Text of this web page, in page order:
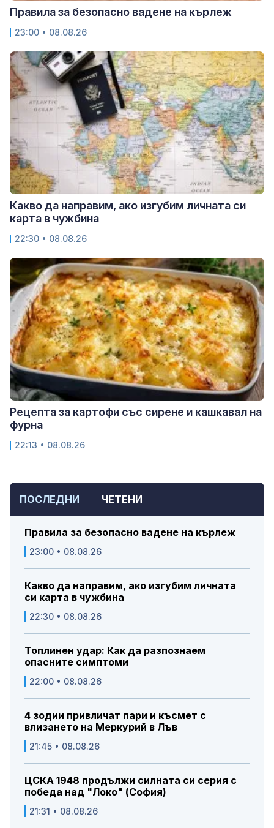
ПОСЛЕДНИ ЧЕТЕНИ
Правила за безопасно вадене на кърлеж
23:00 • 08.08.26
Какво да направим, ако изгубим личната
си карта в чужбина
22:30 • 08.08.26
Топлинен удар: Как да разпознаем
опасните симптоми
22:00 • 08.08.26
4 зодии привличат пари и късмет с
влизането на Меркурий в Лъв
21:45 • 08.08.26
ЦСКА 1948 продължи силната си серия с
победа над "Локо" (София)
21:31 • 08.08.26
Правила за безопасно вадене на кърлеж
23:00 • 08.08.26
Какво да направим, ако изгубим личната си
карта в чужбина
22:30 • 08.08.26
Рецепта за картофи със сирене и кашкавал на
фурна
22:13 • 08.08.26